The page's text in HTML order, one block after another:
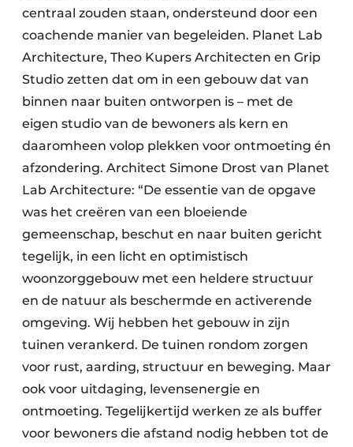
centraal zouden staan, ondersteund door een
coachende manier van begeleiden. Planet Lab
Architecture, Theo Kupers Architecten en Grip
Studio zetten dat om in een gebouw dat van
binnen naar buiten ontworpen is – met de
eigen studio van de bewoners als kern en
daaromheen volop plekken voor ontmoeting én
afzondering. Architect Simone Drost van Planet
Lab Architecture: “De essentie van de opgave
was het creëren van een bloeiende
gemeenschap, beschut en naar buiten gericht
tegelijk, in een licht en optimistisch
woonzorggebouw met een heldere structuur
en de natuur als beschermde en activerende
omgeving. Wij hebben het gebouw in zijn
tuinen verankerd. De tuinen rondom zorgen
voor rust, aarding, structuur en beweging. Maar
ook voor uitdaging, levensenergie en
ontmoeting. Tegelijkertijd werken ze als buffer
voor bewoners die afstand nodig hebben tot de